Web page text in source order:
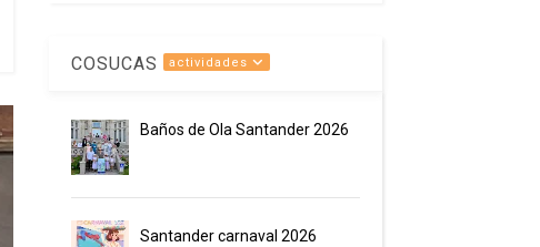
COSUCAS actividades
Baños de Ola Santander 2026
Santander carnaval 2026